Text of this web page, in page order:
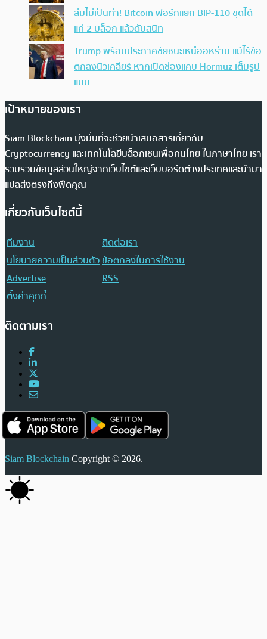
ล่มไม่เป็นท่า! Bitcoin ฟอร์กแยก BIP-110 ขุดได้
แค่ 2 บล็อก แล้วดับสนิท
Trump พร้อมประกาศชัยชนะเหนืออิหร่าน แม้ไร้ข้อ
ตกลงนิวเคลียร์ หากเปิดช่องแคบ Hormuz เต็มรูป
แบบ
เป้าหมายของเรา
Siam Blockchain มุ่งมั่นที่จะช่วยนำเสนอสารเกี่ยวกับ
Cryptocurrency และเทคโนโลยีบล็อกเชนเพื่อคนไทย ในภาษาไทย เรา
รวบรวมข้อมูลส่วนใหญ่จากเว็บไซต์และเว็บบอร์ดต่างประเทศและนำมา
แปลส่งตรงถึงฟีดคุณ
เกี่ยวกับเว็บไซต์นี้
ทีมงาน
ติดต่อเรา
นโยบายความเป็นส่วนตัวข้อตกลงในการใช้งาน
Advertise
RSS
ตั้งค่าคุกกี้
ติดตามเรา
Siam Blockchain Copyright © 2026.